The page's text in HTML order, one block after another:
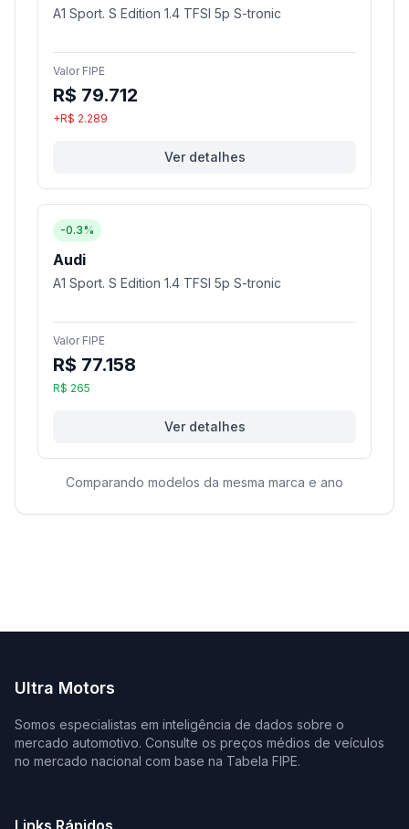
A1 Sport. S Edition 1.4 TFSI 5p S-tronic
Valor FIPE
R$ 79.712
+R$ 2.289
Ver detalhes
-0.3%
Audi
A1 Sport. S Edition 1.4 TFSI 5p S-tronic
Valor FIPE
R$ 77.158
R$ 265
Ver detalhes
Comparando modelos da mesma marca e ano
Ultra Motors
Somos especialistas em inteligência de dados sobre o
mercado automotivo. Consulte os preços médios de veículos
no mercado nacional com base na Tabela FIPE.
Links Rápidos